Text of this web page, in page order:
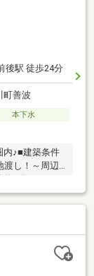
後駅 徒歩24分
町善波
本下水
内♪■建築条件
渡し！～周辺
歩約7分□ファ